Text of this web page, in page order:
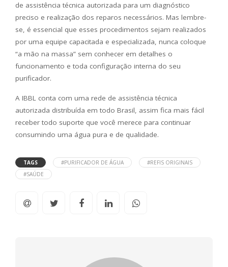
de assistência técnica autorizada para um diagnóstico
preciso e realização dos reparos necessários. Mas lembre-
se, é essencial que esses procedimentos sejam realizados
por uma equipe capacitada e especializada, nunca coloque
“a mão na massa” sem conhecer em detalhes o
funcionamento e toda configuração interna do seu
purificador.
A IBBL conta com uma rede de assistência técnica
autorizada distribuída em todo Brasil, assim fica mais fácil
receber todo suporte que você merece para continuar
consumindo uma água pura e de qualidade.
TAGS #PURIFICADOR DE ÁGUA
#REFIS ORIGINAIS
#SAÚDE